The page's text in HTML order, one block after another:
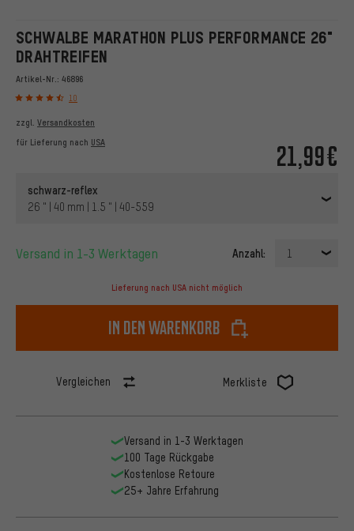
SCHWALBE MARATHON PLUS PERFORMANCE 26"
DRAHTREIFEN
Artikel-Nr.: 46896
10
21,99€
zzgl. Versandkosten
für Lieferung nach USA
schwarz-reflex
26 " | 40 mm | 1.5 " | 40-559
Versand in 1-3 Werktagen Anzahl: 1
Lieferung nach USA nicht möglich
In den Warenkorb
Vergleichen Merkliste
Versand in 1-3 Werktagen
100 Tage Rückgabe
Kostenlose Retoure
25+ Jahre Erfahrung